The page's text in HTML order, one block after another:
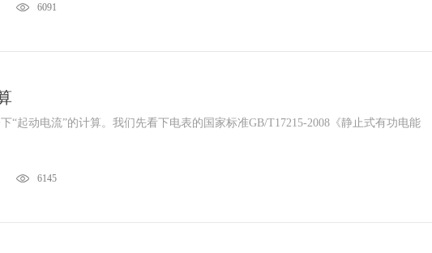
6091
“起动电流”的计算。我们先看下电表的国家标准GB/T17215-2008《静止式有功电能
6145